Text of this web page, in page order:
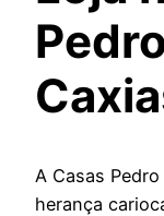
A Casas
herança